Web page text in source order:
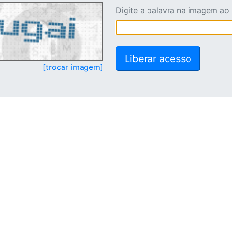
[trocar imagem]
Digite a palavra na imagem